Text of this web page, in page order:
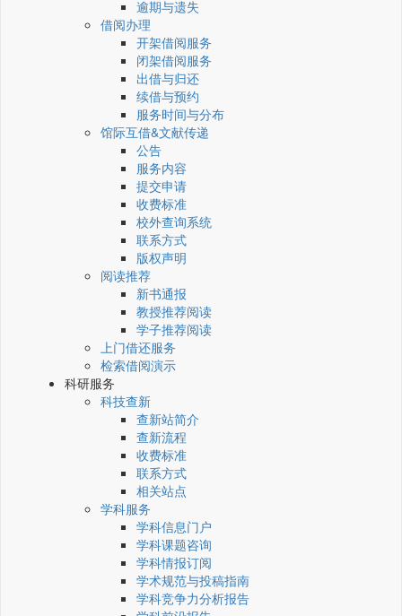
逾期与遗失
借阅办理
开架借阅服务
闭架借阅服务
出借与归还
续借与预约
服务时间与分布
馆际互借&文献传递
公告
服务内容
提交申请
收费标准
校外查询系统
联系方式
版权声明
阅读推荐
新书通报
教授推荐阅读
学子推荐阅读
上门借还服务
检索借阅演示
科研服务
科技查新
查新站简介
查新流程
收费标准
联系方式
相关站点
学科服务
学科信息门户
学科课题咨询
学科情报订阅
学术规范与投稿指南
学科竞争力分析报告